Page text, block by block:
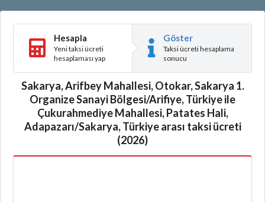
Hesapla
Yeni taksi ücreti
hesaplaması yap
Göster
Taksi ücreti hesaplama
sonucu
Sakarya, Arifbey Mahallesi, Otokar, Sakarya 1.
Organize Sanayi Bölgesi/Arifiye, Türkiye ile
Çukurahmediye Mahallesi, Patates Hali,
Adapazarı/Sakarya, Türkiye arası taksi ücreti
(2026)